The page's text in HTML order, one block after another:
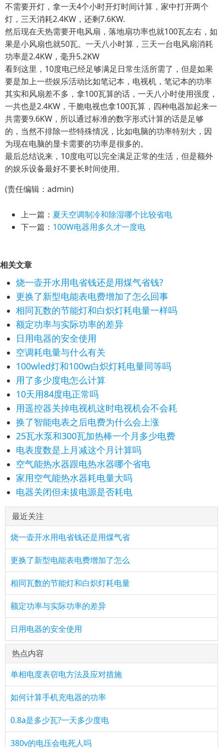
不需要开灯，拿一天4个小时开灯时间计算，家中打开两个
灯，三天消耗2.4KW，还剩7.6KW.
然后现在天热需要开电风扇，落地扇功率也就100瓦左右，如
果是小风扇也就50瓦。一天八小时算，三天一台电风扇消耗
功率是2.4KW，毫升5.2KW
看到这里，10度电已经足够满足日常生活所需了，但是如果
要是加上一些娱乐活动比如笔记本，电视机，笔记本的功率
其实和风扇差不多，拿100瓦算的话，一天八小时使用强度，
一共也是2.4KW，干脆电视也拿100瓦算，四种电器加起来一
共需要9.6KW，所以通过标准的数字形式计算的话是足够
的，当然不排除一些特殊情况，比如电脑的功率特别大，因
为现在电脑的显卡需要的功率是很多的。
最后总结说来，10度电可以完全满足正常的生活，但是额外
的娱乐设备最好不要长时间使用。
(责任编辑：admin)
上一篇： 夏天空调制冷和除湿哪个比较省电
下一篇： 100W电器用多久才一度电
相关文章
烧一壶开水用电省钱还是用煤气省钱?
更换了新型电能表电费增加了怎么回事
相同瓦数的节能灯和白炽灯耗电量一样吗
额定功率与实际功率的差异
日用电器的安全使用
空调耗电量与什么有关
100wled灯和100w白炽灯耗电量同等吗
用了多少度电怎么计算
10天用84度电正常吗
用遥控器关掉电视机这时电视机会不会耗
换了智能电表之后电费为什么会上涨
25瓦水泵和300瓦加热棒一个月多少电费
电表度数是上月减这个月计算吗
空气能热水器跟电热水器哪个省电
家用空气能热水器耗电量大吗
电器关闭但未拔电源是否耗电
最近关注
烧一壶开水用电省钱还是用煤气省
更换了新型电能表电费增加了怎么
相同瓦数的节能灯和白炽灯耗电量
额定功率与实际功率的差异
日用电器的安全使用
热点内容
单相电度表窃电方法及应对措施
如何计算手机充电器的功率
0.8a是多少瓦?一天多少度电
380v的电压会电死人吗